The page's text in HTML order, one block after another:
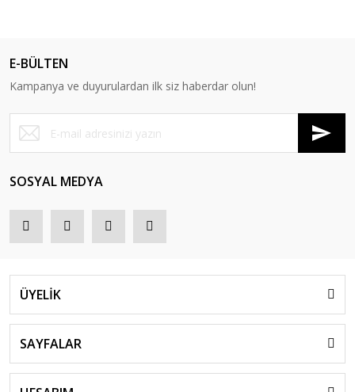
E-BÜLTEN
Kampanya ve duyurulardan ilk siz haberdar olun!
SOSYAL MEDYA
ÜYELİK
SAYFALAR